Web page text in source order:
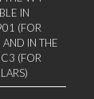
IN
(FOR
IN THE
(FOR